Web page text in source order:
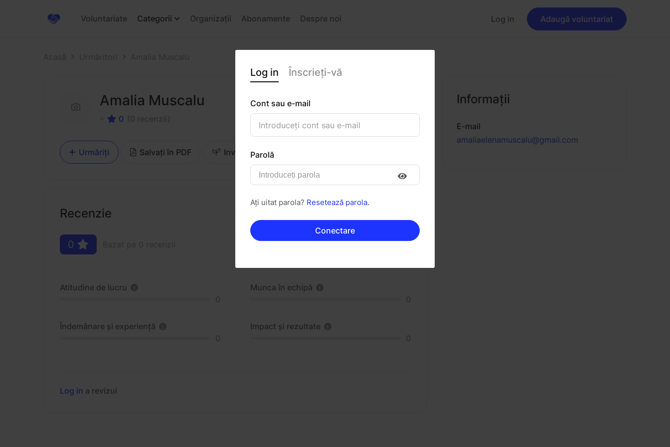
Voluntariate Categorii Organizații Abonamente Despre noi Log in Adaugă voluntariat
Amalia Muscalu
0
Urmăriți Salvați în PDF Invitați
Recenzie
0
Atitudine de lucru
Munca în echipă
Îndemânare și experiență
Impact și rezultate
Log in a revizui
Informaţii
E-mail
amaliaelenamuscalu@gmail.com
Log in Înscrieți-vă
Cont sau e-mail
Parolă
Ați uitat parola? Resetează parola.
Conectare